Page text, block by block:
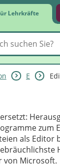
Lehrkräfte
Schule
E
zum
als Editor
von Microsoft.